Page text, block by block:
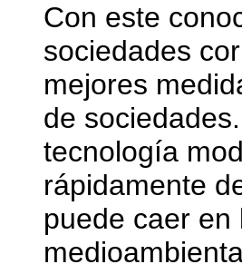
Con este
sociedades
mejores
de
tecnología
rápidamente
puede caer